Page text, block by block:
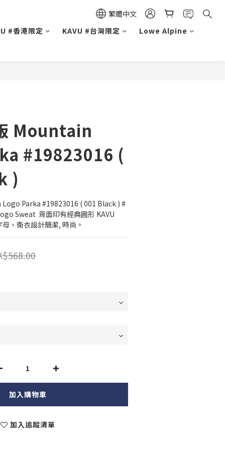
繁體中文
#香港限定
KAVU #台灣限定 Lowe Alpine
Mountain
#19823016 (
)
Parka #19823016 ( 001 Black ) #
Sweat  背面印有經典圓形 KAVU
，衛衣設計簡潔, 時尚。
加入購物車
加入追蹤清單